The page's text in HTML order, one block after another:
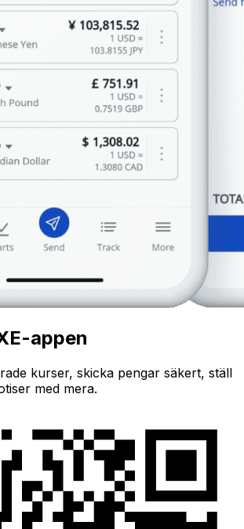
appen
kurser, skicka pengar säkert, ställ
med mera.